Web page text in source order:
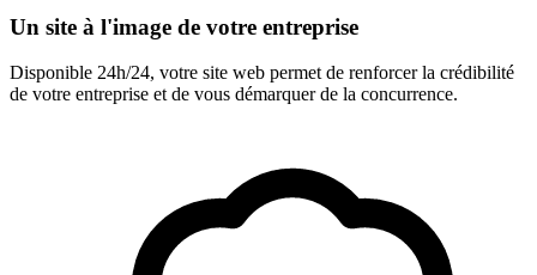
Un site à l'image de votre entreprise
Disponible 24h/24, votre site web permet de renforcer la crédibilité
de votre entreprise et de vous démarquer de la concurrence.